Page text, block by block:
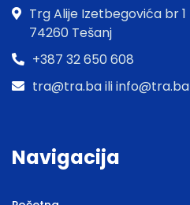
Trg Alije Izetbegovića br 1
74260 Tešanj
+387 32 650 608
tra@tra.ba ili info@tra.ba
Navigacija